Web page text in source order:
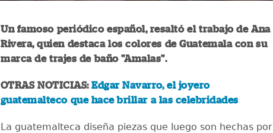
Un famoso periódico español, resaltó el trabajo de Ana
Rivera, quien destaca los colores de Guatemala con su
marca de trajes de baño "Amalas".
OTRAS NOTICIAS:Edgar Navarro, el joyero
guatemalteco que hace brillar a las celebridades
La guatemalteca diseña piezas que luego son hechas por